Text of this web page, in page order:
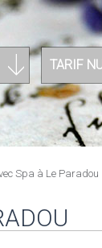
TARIF
Spa à Le Paradou